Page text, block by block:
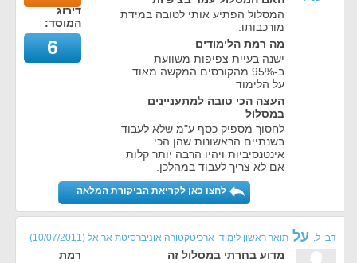
המסלול הפתיע אותי לטובה במידת
מורכבותו.
מה רמת הלימודים
ישנה בעיית צפיפות משוועת
ב-95% מהקורסים המקשה מאוד
על הלימוד
העצה הכי טובה למתעניינים
במסלול
לחסוך מספיק כסף ע"מ שלא לעבוד
בשנתיים הראשונות שהן הכי
אינטנסיביות ויהיו הרבה יותר קלות
אם לא צריך לעבוד במהלכן.
דירוג
המוסד:
6
לחצו כאן לקריאת הביקורת המלאה
דבי ל. על תואר ראשון לימודי ארכיטקטורה אוניברסיטת אריאל (
10/07/2011
)
מדוע בחרתי במסלול זה
רמת